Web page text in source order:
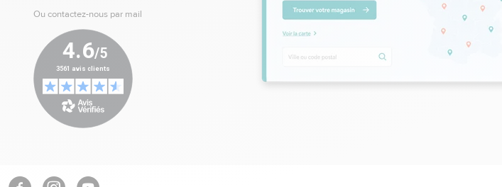
Ou contactez-nous par mail